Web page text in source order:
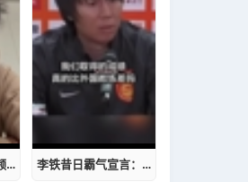
啥情况？戴琳发视频：我从不招惹别人，以后看我怎么聊就行了 李铁昔日霸气宣言：国产教练怎么了？我们真的比外国教练差吗？